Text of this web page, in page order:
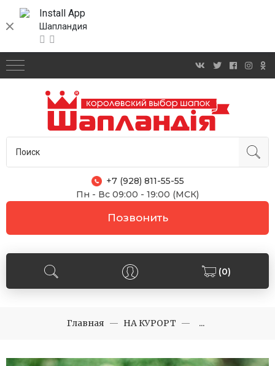
Install App
Шапландия
+7 (928) 811-55-55
Пн - Вс 09:00 - 19:00 (МСК)
Позвонить
(0)
Главная НА КУРОРТ ...